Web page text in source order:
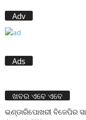
Adv
Ads
ଖବର ଏବେ ଏବେ
ଭଣ୍ଡାରିପୋଖରୀ ବିଜେପିର